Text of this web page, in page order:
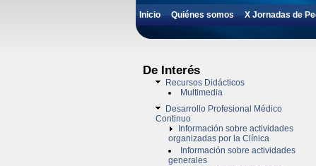
Inicio Quiénes somos X Jornadas de
De Interés
Recursos Didácticos
Multimedia
Desarrollo Profesional Médico
Continuo
Información sobre actividades
organizadas por la Clínica
Información sobre actividades
generales